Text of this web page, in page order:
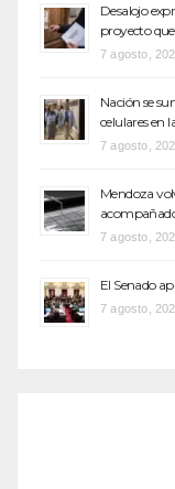
Desalojo
proyecto
7 agosto,
Nación se
celulares en
7 agosto,
Mendoza
7 agosto,
El Senado
7 agosto,